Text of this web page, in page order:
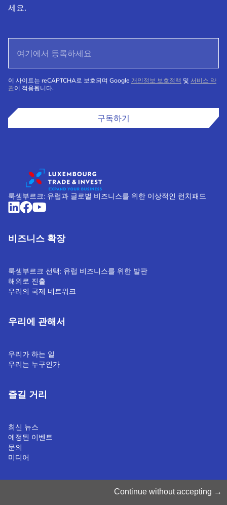
세요.
이 사이트는 reCAPTCHA로 보호되며 Google 개인정보 보호정책 및 서비스 약
관이 적용됩니다.
구독하기
룩셈부르크: 유럽과 글로벌 비즈니스를 위한 이상적인 런치패드
비즈니스 확장
룩셈부르크 선택: 유럽 비즈니스를 위한 발판
해외로 진출
우리의 국제 네트워크
우리에 관해서
우리가 하는 일
우리는 누구인가
즐길 거리
최신 뉴스
예정된 이벤트
문의
미디어
Continue without accepting